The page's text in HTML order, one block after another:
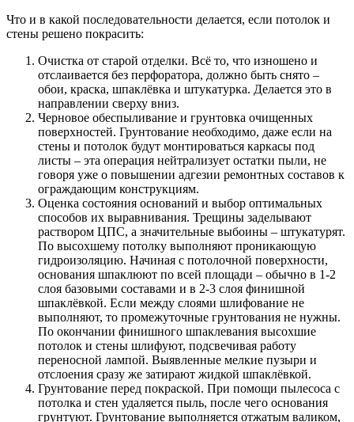
Что и в какой последовательности делается, если потолок и
стены решено покрасить:
Очистка от старой отделки. Всё то, что изношено и
отслаивается без перфоратора, должно быть снято –
обои, краска, шпаклёвка и штукатурка. Делается это в
направлении сверху вниз.
Черновое обеспыливание и грунтовка очищенных
поверхностей. Грунтование необходимо, даже если на
стены и потолок будут монтироваться каркасы под
листы – эта операция нейтрализует остатки пыли, не
говоря уже о повышении адгезии ремонтных составов к
ограждающим конструкциям.
Оценка состояния оснований и выбор оптимальных
способов их выравнивания. Трещины заделывают
раствором ЦПС, а значительные выбоины – штукатурят.
По высохшему потолку выполняют проникающую
гидроизоляцию. Начиная с потолочной поверхности,
основания шпаклюют по всей площади – обычно в 1-2
слоя базовыми составами и в 2-3 слоя финишной
шпаклёвкой. Если между слоями шлифование не
выполняют, то промежуточные грунтования не нужны.
По окончании финишного шпаклевания высохшие
потолок и стены шлифуют, подсвечивая работу
переносной лампой. Выявленные мелкие пузыри и
отслоения сразу же затирают жидкой шпаклёвкой.
Грунтование перед покраской. При помощи пылесоса с
потолка и стен удаляется пыль, после чего основания
грунтуют. Грунтование выполняется отжатым валиком,